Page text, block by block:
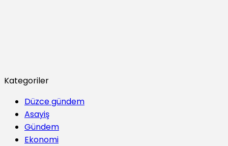
Kategoriler
Düzce gündem
Asayiş
Gündem
Ekonomi